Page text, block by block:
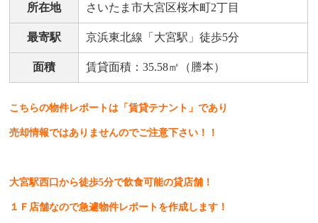
所在地 さいたま市大宮区桜木町2丁目
最寄駅 京浜東北線「大宮駅」徒歩5分
面積 賃貸面積：35.58㎡（謄本）
こちらの物件レポートは「賃貸テナント」であり
売却情報ではありませんのでご注意下さい！！
大宮駅西口から徒歩5分で飲食可能の貸店舗！
１Ｆ店舗なので急遽物件レポートを作成します！